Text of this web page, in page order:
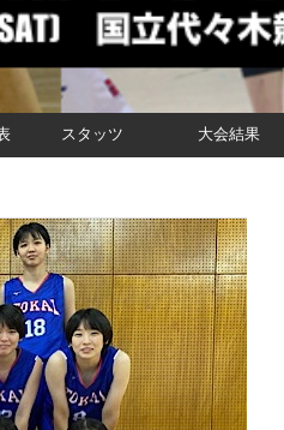
スタッツ 大会結果